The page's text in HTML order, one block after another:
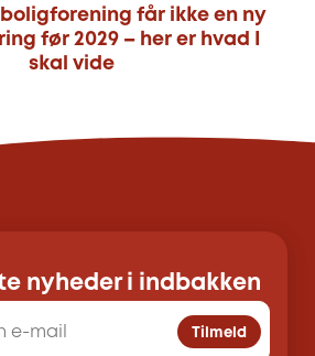
får ikke en ny
før 2029 – her er hvad I
skal vide
nyheder i indbakken
Tilmeld